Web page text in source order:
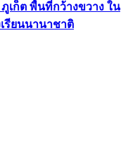
ภูเก็ต พื้นที่กว้างขวาง ใน
รียนนานาชาติ